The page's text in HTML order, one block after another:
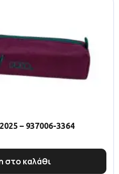
– 937006-3364
στο καλάθι